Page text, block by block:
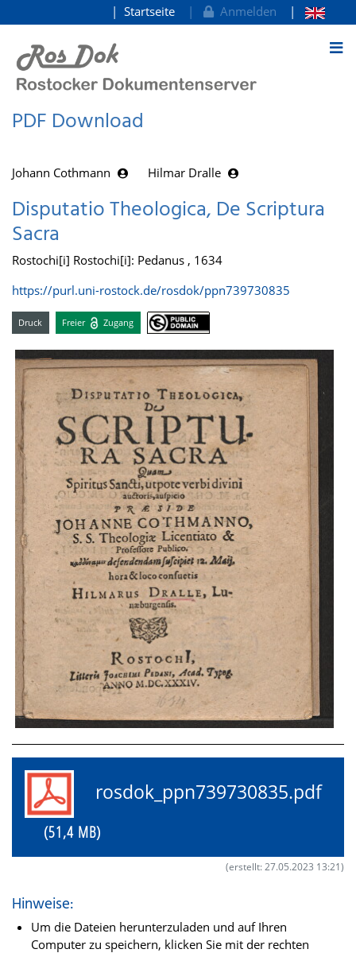
zum Inhalt
Startseite Anmelden
PDF Download
Johann Cothmann Hilmar Dralle
Disputatio Theologica, De Scriptura
Sacra
Rostochi[i] Rostochi[i]: Pedanus , 1634
https://purl.uni-rostock.de/rosdok/ppn739730835
Druck Freier Zugang
rosdok_ppn739730835.pdf
(51,4 MB)
(erstellt: 27.05.2023 13:21)
Hinweise:
Um die Dateien herunterzuladen und auf Ihren
Computer zu speichern, klicken Sie mit der rechten